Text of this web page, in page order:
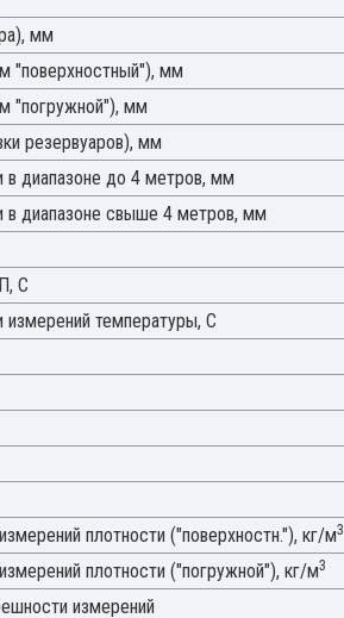
мм
"поверхностный"), мм
"погружной"), мм
резервуаров), мм
диапазоне до 4 метров, мм
в диапазоне свыше 4 метров, мм
С
температуры, С
плотности ("поверхностн."), кг/м3
плотности ("погружной"), кг/м3
измерений